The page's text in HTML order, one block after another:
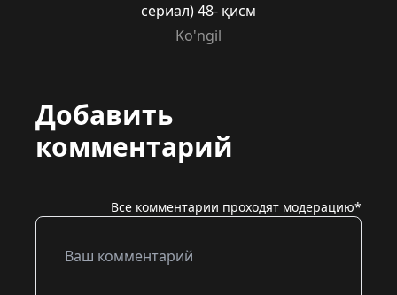
сериал) 48- қисм
Ko'ngil
Добавить
комментарий
Все комментарии проходят модерацию*